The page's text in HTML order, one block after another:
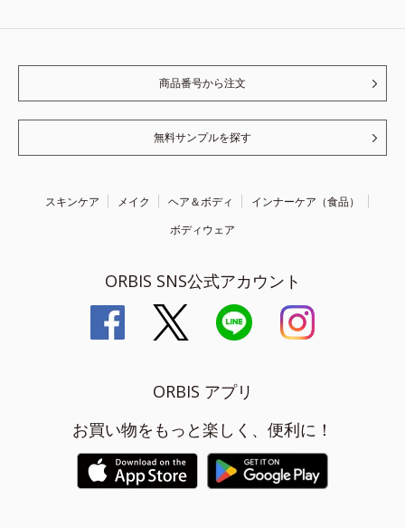
商品番号から注文
無料サンプルを探す
スキンケア メイク ヘア＆ボディ
インナーケア（食品）
ボディウェア
ORBIS SNS公式アカウント
ORBIS アプリ
お買い物をもっと楽しく、便利に！